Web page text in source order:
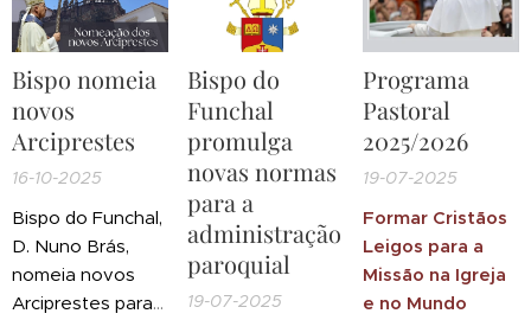
Bispo nomeia
novos
Arciprestes
16-10-2025
Bispo do Funchal,
D. Nuno Brás,
nomeia novos
Arciprestes para
Bispo do
Funchal
promulga
novas normas
para a
administração
paroquial
19-07-2025
Programa
Pastoral
2025/2026
19-07-2025
Formar Cristãos
Leigos para a
Missão na Igreja
e no Mundo